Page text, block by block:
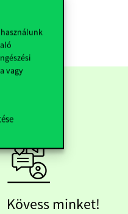
vagy
Kövess minket!